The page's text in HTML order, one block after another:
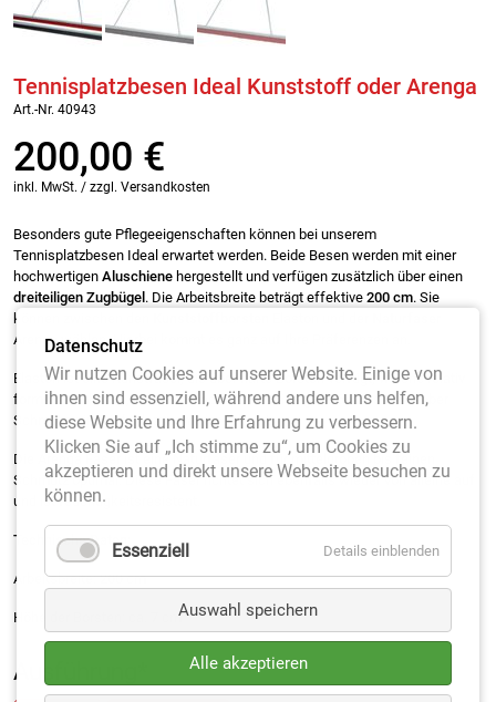
Tennisplatzbesen Ideal Kunststoff oder Arenga
Art.-Nr. 40943
200,00 €
inkl. MwSt. / zzgl. Versandkosten
Besonders gute Pflegeeigenschaften können bei unserem
Tennisplatzbesen Ideal erwartet werden. Beide Besen werden mit einer
hochwertigen Aluschiene hergestellt und verfügen zusätzlich über einen
dreiteiligen Zugbügel . Die Arbeitsbreite beträgt effektive 200 cm. Sie
können zwischen den
Arenga wählen. Hierbei kommt es ganz auf Ihre Präferenzen an.
Elaston ist eine Kunstfaser, die über harte Borsten verfügt, welche relativ
formstabil bleiben, nassfest und hitzebeständig bis 60 °C sind. Grober
Schmutz wird einfach zusammengekehrt.
Die Arenga Faser ist eine Naturfaser und für mittelgroben bis feinen
Schmutz optimal. Diese Faser richtet sich ebenfalls wieder von alleine auf
und ist feuchtigkeitsresistent.
Technische Daten:
Arbeitsbreite: 200 cm
Höhe der Borsten: ca. 7 cm
Ausführung
Datenschutz
Wir nutzen Cookies auf unserer Website. Einige von
ihnen sind essenziell, während andere uns helfen,
diese Website und Ihre Erfahrung zu verbessern.
Klicken Sie auf „Ich stimme zu“, um Cookies zu
akzeptieren und direkt unsere Webseite besuchen zu
können.
Essenziell Details einblenden
Auswahl speichern
Alle akzeptieren